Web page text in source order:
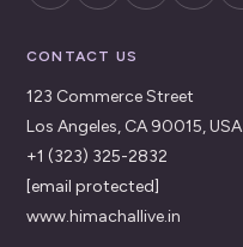
CONTACT US
123 Commerce Street
Los Angeles, CA 90015, USA
+1 (323) 325-2832
[email protected]
www.himachallive.in